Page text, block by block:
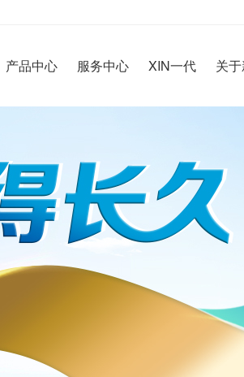
产品中心 服务中心 XIN一代 关